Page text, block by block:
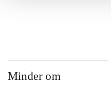
Minder om